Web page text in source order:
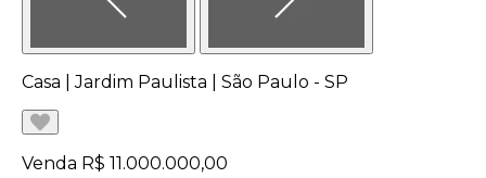
Casa | Jardim Paulista | São Paulo - SP
Venda R$ 11.000.000,00